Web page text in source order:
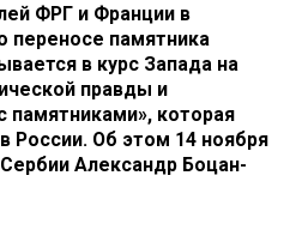
ФРГ и Франции в
переносе памятника
в курс Запада на
правды и
памятниками», которая
России. Об этом 14 ноября
Александр Боцан-